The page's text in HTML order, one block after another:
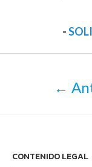
-
←
CONTENIDO LEGAL